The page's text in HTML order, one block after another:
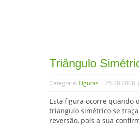
Triângulo
Categoria: Figuras | 25.08.2008 |
Esta figura ocorre quando
triangulo simétrico se
reversão, pois a sua